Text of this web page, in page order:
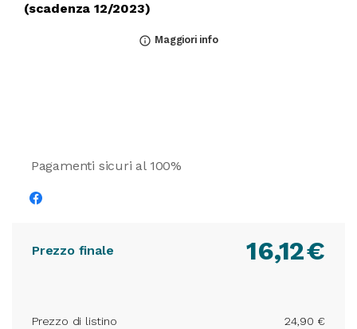
(scadenza 12/2023)
info_outline Maggiori info
Pagamenti sicuri al 100%
Prezzo finale €
16,12
Prezzo di listino 24,90 €